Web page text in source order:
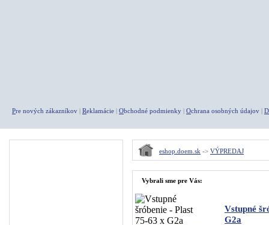
Pre nových zákazníkov | Reklamácie | Obchodné podmienky | Ochrana osobných údajov | D
eshop.doem.sk -> VÝPREDAJ
Vybrali sme pre Vás:
Vstupné
G2a